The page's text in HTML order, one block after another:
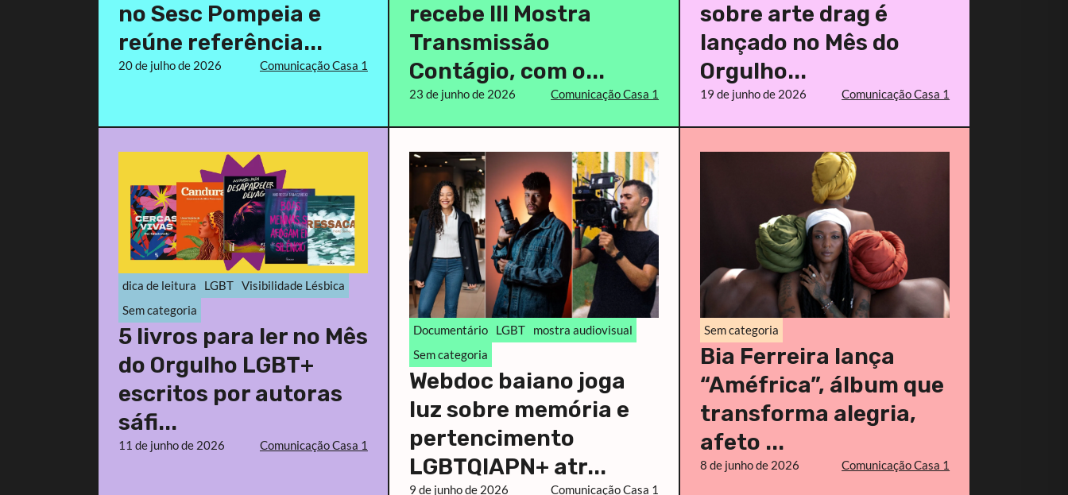
no Sesc Pompeia e
reúne referência...
20 de julho de 2026 Comunicação Casa 1
recebe III Mostra
Transmissão
Contágio, com o...
23 de junho de 2026 Comunicação Casa 1
sobre arte drag é
lançado no Mês do
Orgulho...
19 de junho de 2026 Comunicação Casa 1
dica de leitura LGBT Visibilidade Lésbica
Sem categoria
5 livros para ler no Mês
do Orgulho LGBT+
escritos por autoras
sáfi...
11 de junho de 2026 Comunicação Casa 1
Documentário LGBT
mostra audiovisual
Sem categoria
Webdoc baiano joga
luz sobre memória e
pertencimento
LGBTQIAPN+ atr...
9 de junho de 2026 Comunicação Casa 1
Sem categoria
Bia Ferreira lança
“Améfrica”, álbum que
transforma alegria,
afeto ...
8 de junho de 2026 Comunicação Casa 1